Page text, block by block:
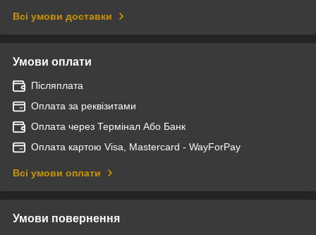
Всі умови доставки
Умови оплати
Післяплата
Оплата за реквізитами
Оплата через Термінал Або Банк
Оплата картою Visa, Mastercard - WayForPay
Всі умови оплати
Умови повернення